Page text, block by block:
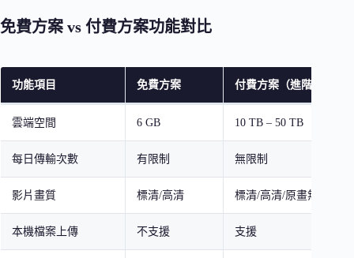
免費方案 vs 付費方案功能對比
功能項目 免費方案 付費方案（進階會員）
雲端空間 6 GB 10 TB – 50 TB
每日傳輸次數 有限制 無限制
影片畫質 標清/高清 標清/高清/原畫無損
本機檔案上傳 不支援 支援